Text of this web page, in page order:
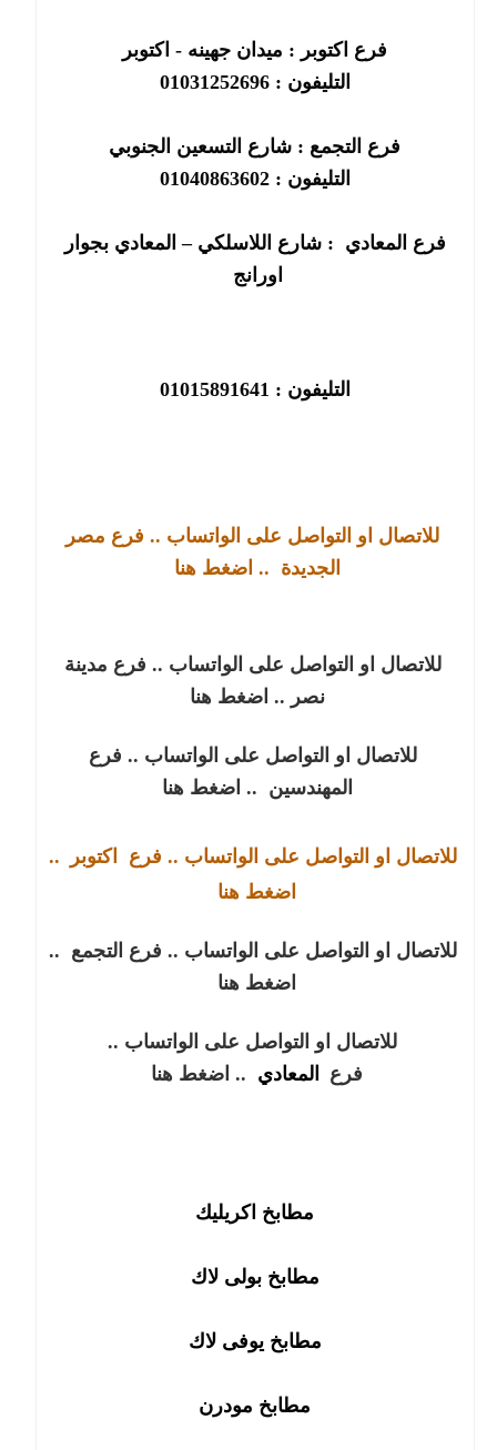
فرع اكتوبر : ميدان جهينه - اكتوبر
التليفون : 01031252696
فرع التجمع : شارع التسعين الجنوبي
التليفون : 01040863602
اورانج
التليفون : 01015891641
للاتصال او التواصل على الواتساب .. فرع مصر
الجديدة .. اضغط هنا
للاتصال او التواصل على الواتساب .. فرع مدينة
نصر .. اضغط هنا
للاتصال او التواصل على الواتساب .. فرع
المهندسين .. اضغط هنا
للاتصال او التواصل على الواتساب .. فرع اكتوبر
..
اضغط هنا
للاتصال او التواصل على الواتساب .. فرع التجمع ..
اضغط هنا
للاتصال او التواصل على الواتساب ..
فرع
المعادي .. اضغط هنا
مطابخ اكريليك
مطابخ بولى لاك
مطابخ يوفى لاك
مطابخ مودرن